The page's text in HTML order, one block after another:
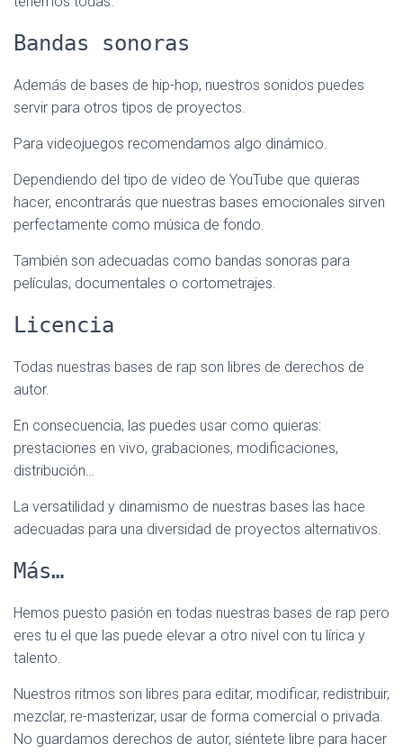
Bandas sonoras
Además de bases de hip-hop, nuestros sonidos puedes
servir para otros tipos de proyectos.
Para videojuegos recomendamos algo dinámico.
Dependiendo del tipo de video de YouTube que quieras
hacer, encontrarás que nuestras bases emocionales sirven
perfectamente como música de fondo.
También son adecuadas como bandas sonoras para
películas, documentales o cortometrajes.
Licencia
Todas nuestras bases de rap son libres de derechos de
autor.
En consecuencia, las puedes usar como quieras:
prestaciones en vivo, grabaciones, modificaciones,
distribución…
La versatilidad y dinamismo de nuestras bases las hace
adecuadas para una diversidad de proyectos alternativos.
Más…
Hemos puesto pasión en todas nuestras bases de rap pero
eres tu el que las puede elevar a otro nivel con tu lírica y
talento.
Nuestros ritmos son libres para editar, modificar, redistribuir,
mezclar, re-masterizar, usar de forma comercial o privada.
No guardamos derechos de autor, siéntete libre para hacer